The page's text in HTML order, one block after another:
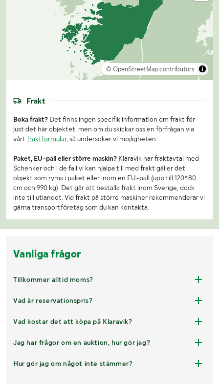
© OpenStreetMap contributors
Frakt
Boka frakt? Det finns ingen specifik information om frakt för
just det här objektet, men om du skickar oss en förfrågan via
vårt fraktformulär, så undersöker vi möjligheten.
Paket, EU-pall eller större maskin? Klaravik har fraktavtal med
Schenker och i de fall vi kan hjälpa till med frakt gäller det
objekt som ryms i paket eller inom en EU-pall (upp till 120*80
cm och 990 kg). Det går att beställa frakt inom Sverige, dock
inte till utlandet. Vid frakt på större maskiner rekommenderar vi
gärna transportföretag som du kan kontakta.
Vanliga frågor
Tillkommer alltid moms?
Vad är reservationspris?
Vad kostar det att köpa på Klaravik?
Jag har frågor om en auktion, hur gör jag?
Hur gör jag om något inte stämmer?